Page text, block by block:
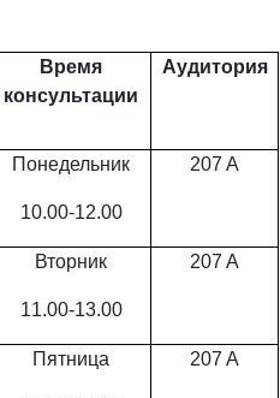
Время
консультации
Аудитория
Понедельник
10.00-12.00
207 A
Вторник
11.00-13.00
207 A
Пятница 207 A